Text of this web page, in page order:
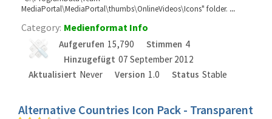
MediaPortal\MediaPortal\thumbs\OnlineVideos\Icons" folder. ...
Category: Medienformat Info
Aufgerufen 15,790 Stimmen 4
Hinzugefügt 07 September 2012
Aktualisiert Never Version 1.0 Status Stable
Alternative Countries Icon Pack - Transparent